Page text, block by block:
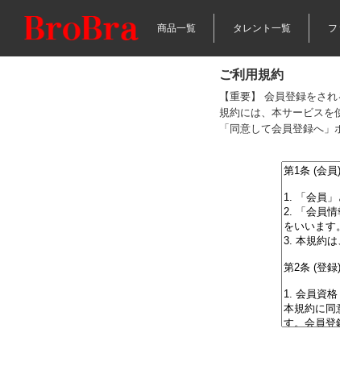
商品一覧 タレント一覧 フ
ご利用規約
【重要】 会員登録をさ
規約には、本サービスを
「同意して会員登録へ